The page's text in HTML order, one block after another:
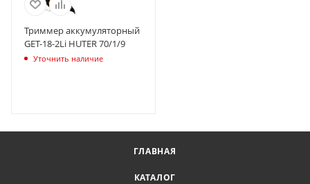
Триммер аккумуляторный
GET-18-2Li HUTER 70/1/9
Уточнить наличие
ГЛАВНАЯ
КАТАЛОГ